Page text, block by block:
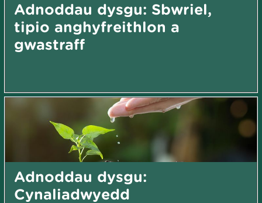
Adnoddau dysgu: Sbwriel,
tipio anghyfreithlon a
gwastraff
Adnoddau dysgu:
Cynaliadwyedd